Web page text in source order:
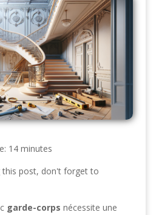
14 minutes
this post, don't forget to
garde-corps nécessite une